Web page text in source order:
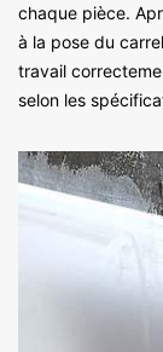
chaque pièce.
à la pose du
travail
selon les